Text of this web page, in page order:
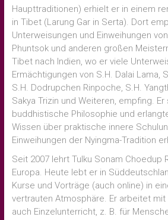
Haupttraditionen) erhielt er in einem
in Tibet (Larung Gar in Serta). Dort
Unterweisungen und Einweihungen
Phuntsok und anderen großen
Tibet nach Indien, wo er viele
Ermächtigungen von S.H. Dalai Lama,
S.H. Dodrupchen Rinpoche, S.H.
Sakya Trizin und Weiteren, empfing.
buddhistische Philosophie und
Wissen über praktische innere
Einweihungen der Nyingma-Tradition
Seit 2007 lehrt Tulku Sonam Choedup
Europa. Heute lebt er in
Kurse und Vorträge (auch online) in
vertrauten Atmosphäre. Er arbeitet
auch Einzelunterricht, z. B. für